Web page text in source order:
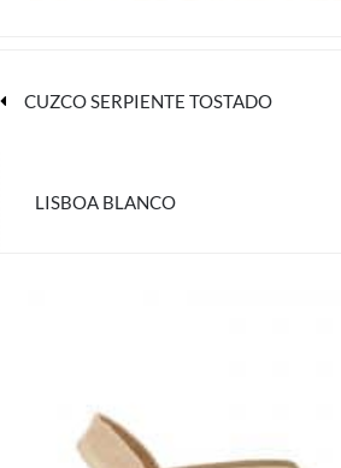
CUZCO SERPIENTE TOSTADO
LISBOA BLANCO